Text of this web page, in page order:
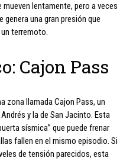
lentamente, pero a veces
genera una gran presión que
terremoto.
Cajon Pass
zona llamada Cajon Pass, un
y la de San Jacinto. Esta
sísmica” que puede frenar
fallen en el mismo episodio. Si
de tensión parecidos, esta